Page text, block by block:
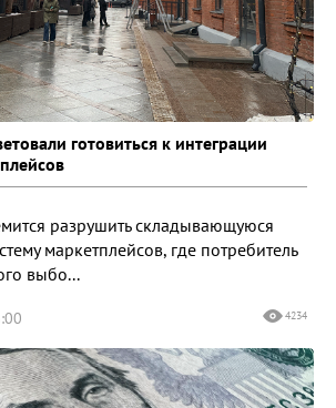
готовиться к интеграции
разрушить складывающуюся
маркетплейсов, где потребитель
выбо...
4234